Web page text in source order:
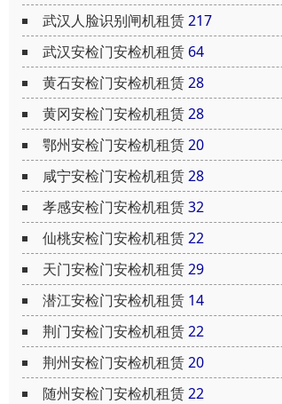
武汉人脸识别闸机租赁217
武汉安检门安检机租赁 64
黄石安检门安检机租赁28
黄冈安检门安检机租赁28
鄂州安检门安检机租赁20
咸宁安检门安检机租赁28
孝感安检门安检机租赁32
仙桃安检门安检机租赁22
天门安检门安检机租赁29
潜江安检门安检机租赁 14
荆门安检门安检机租赁22
荆州安检门安检机租赁20
随州安检门安检机租赁22